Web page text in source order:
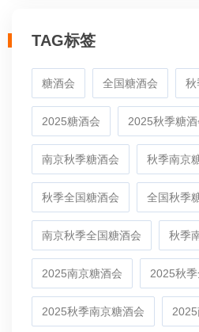
TAG标签
糖酒会 全国糖酒会 秋
2025糖酒会 2025秋季糖酒
南京秋季糖酒会 秋季南京
秋季全国糖酒会 全国秋季
南京秋季全国糖酒会 秋季
2025南京糖酒会 2025秋
2025秋季南京糖酒会